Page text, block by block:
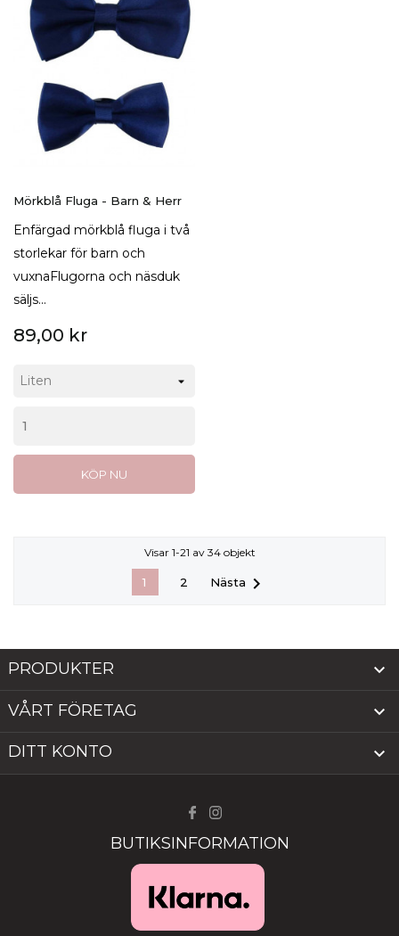
Mörkblå Fluga - Barn & Herr
Enfärgad mörkblå fluga i två
storlekar för barn och
vuxnaFlugorna och näsduk
säljs...
89,00 kr
KÖP NU
Visar 1-21 av 34 objekt
1 2 Nästa 
PRODUKTER 
VÅRT FÖRETAG 
DITT KONTO 
BUTIKSINFORMATION